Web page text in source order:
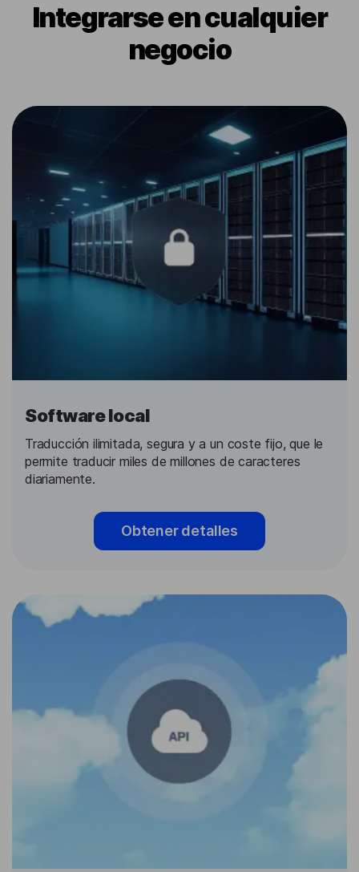
Integrarse en cualquier
negocio
Software local
Traducción ilimitada, segura y a un coste fijo, que le
permite traducir miles de millones de caracteres
diariamente.
Obtener detalles